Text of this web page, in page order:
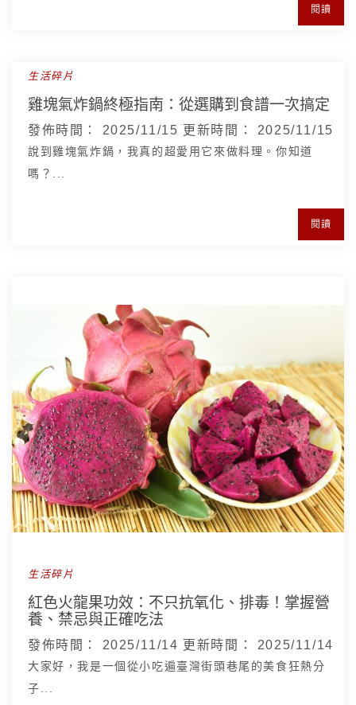
閱讀
生活碎片
雞塊氣炸鍋終極指南：從選購到食譜一次搞定
發佈時間： 2025/11/15 更新時間： 2025/11/15
說到雞塊氣炸鍋，我真的超愛用它來做料理。你知道
嗎？...
閱讀
生活碎片
紅色火龍果功效：不只抗氧化、排毒！掌握營
養、禁忌與正確吃法
發佈時間： 2025/11/14 更新時間： 2025/11/14
大家好，我是一個從小吃遍臺灣街頭巷尾的美食狂熱分
子...